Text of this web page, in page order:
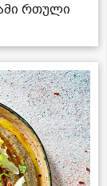
რთული